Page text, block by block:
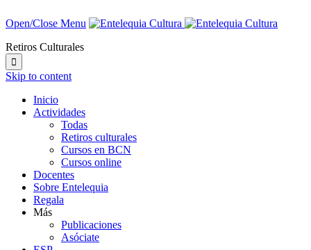
Open/Close Menu
Retiros Culturales

Skip to content
Inicio
Actividades
Todas
Retiros culturales
Cursos en BCN
Cursos online
Docentes
Sobre Entelequia
Regala
Más
Publicaciones
Asóciate